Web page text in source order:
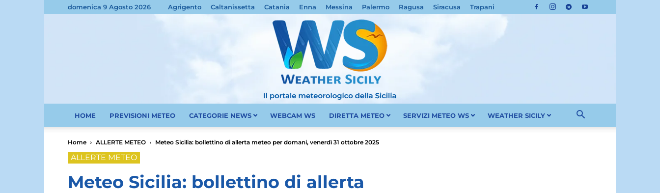
domenica 9 Agosto 2026 Agrigento Caltanissetta Catania Enna Messina Palermo Ragusa Siracusa Trapani
HOME PREVISIONI METEO CATEGORIE NEWS WEBCAM WS DIRETTA METEO SERVIZI METEO WS WEATHER SICILY
Home ALLERTE METEO Meteo Sicilia: bollettino di allerta meteo per domani, venerdì 31 ottobre 2025
ALLERTE METEO
Meteo Sicilia: bollettino di allerta